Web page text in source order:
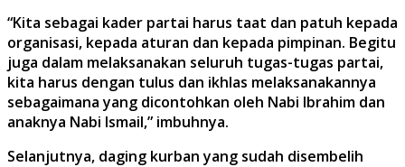
“Kita sebagai kader partai harus taat dan patuh kepada
organisasi, kepada aturan dan kepada pimpinan. Begitu
juga dalam melaksanakan seluruh tugas-tugas partai,
kita harus dengan tulus dan ikhlas melaksanakannya
sebagaimana yang dicontohkan oleh Nabi Ibrahim dan
anaknya Nabi Ismail,” imbuhnya.
Selanjutnya, daging kurban yang sudah disembelih